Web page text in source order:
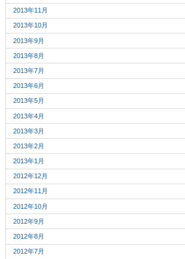
2013年11月
2013年10月
2013年9月
2013年8月
2013年7月
2013年6月
2013年5月
2013年4月
2013年3月
2013年2月
2013年1月
2012年12月
2012年11月
2012年10月
2012年9月
2012年8月
2012年7月